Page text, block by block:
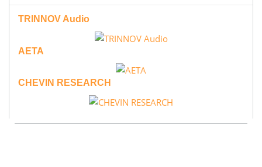
TRINNOV Audio
AETA
CHEVIN RESEARCH